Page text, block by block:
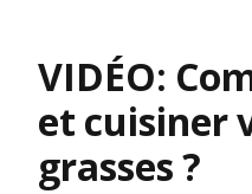
VIDÉO:
et cuisiner
grasses ?